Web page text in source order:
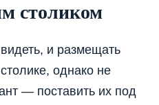
столиком
и размещать
однако не
— поставить их под